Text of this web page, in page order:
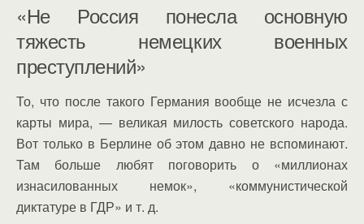
«Не Россия понесла основную
тяжесть немецких военных
преступлений»
То, что после такого Германия вообще не исчезла с
карты мира, — великая милость советского народа.
Вот только в Берлине об этом давно не вспоминают.
Там больше любят поговорить о «миллионах
изнасилованных немок», «коммунистической
диктатуре в ГДР» и т. д.